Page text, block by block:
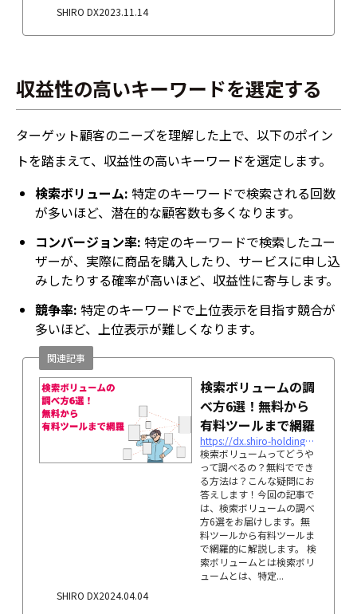
SHIRO DX2023.11.14
収益性の高いキーワードを選定する
ターゲット顧客のニーズを理解した上で、以下のポイン
トを踏まえて、収益性の高いキーワードを選定します。
検索ボリューム: 特定のキーワードで検索される回数
が多いほど、潜在的な顧客数も多くなります。
コンバージョン率: 特定のキーワードで検索したユー
ザーが、実際に商品を購入したり、サービスに申し込
みしたりする確率が高いほど、収益性に寄与します。
競争率: 特定のキーワードで上位表示を目指す競合が
多いほど、上位表示が難しくなります。
検索ボリュームの調
べ方6選！無料から
有料ツールまで網羅
https://dx.shiro-holdings.co.jp/p2658
検索ボリュームってどうや
って調べるの？無料ででき
る方法は？こんな疑問にお
答えします！今回の記事で
は、検索ボリュームの調べ
方6選をお届けします。無
料ツールから有料ツールま
で網羅的に解説します。 検
索ボリュームとは検索ボリ
ュームとは、特定...
SHIRO DX
関連記事
2024.04.04